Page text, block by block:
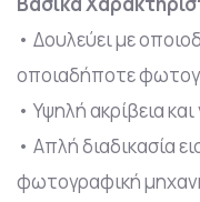
• Δουλεύει με
οποιαδήποτε
• Υψηλή ακρίβεια
• Απλή διαδικασία
φωτογραφική